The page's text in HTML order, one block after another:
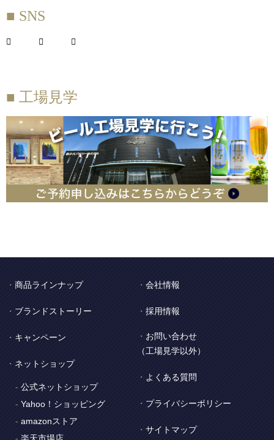
■ SNS
■ 工場見学
商品ラインナップ
ブランドストーリー
キャンペーン
ネットショップ
公式ネットショップ
Yahoo！ショッピング
amazonストア
楽天市場店
会社情報
採用情報
お問い合わせ
（工場見学以外）
よくある質問
プライバシーポリシー
サイトマップ